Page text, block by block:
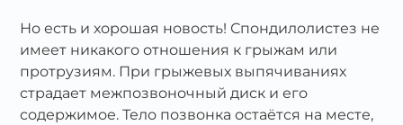
Но есть и хорошая новость! Спондилолистез не
имеет никакого отношения к грыжам или
протрузиям. При грыжевых выпячиваниях
страдает межпозвоночный диск и его
содержимое. Тело позвонка остаётся на месте,